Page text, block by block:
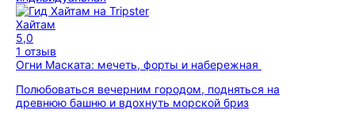
Хайтам
5,0
1 отзыв
Огни Маската: мечеть, форты и набережная
Полюбоваться вечерним городом, подняться на
древнюю башню и вдохнуть морской бриз